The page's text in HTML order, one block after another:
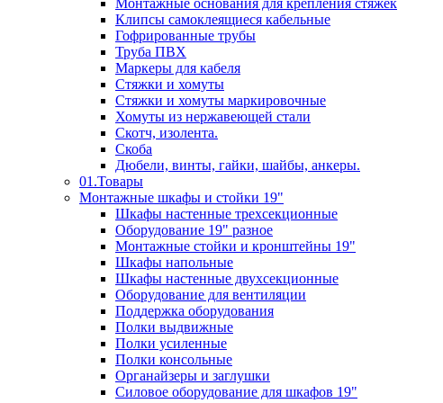
Монтажные основания для крепления стяжек
Клипсы самоклеящиеся кабельные
Гофрированные трубы
Труба ПВХ
Маркеры для кабеля
Стяжки и хомуты
Стяжки и хомуты маркировочные
Хомуты из нержавеющей стали
Скотч, изолента.
Скоба
Дюбели, винты, гайки, шайбы, анкеры.
01.Товары
Монтажные шкафы и стойки 19"
Шкафы настенные трехсекционные
Оборудование 19" разное
Монтажные стойки и кронштейны 19"
Шкафы напольные
Шкафы настенные двухсекционные
Оборудование для вентиляции
Поддержка оборудования
Полки выдвижные
Полки усиленные
Полки консольные
Органайзеры и заглушки
Силовое оборудование для шкафов 19"